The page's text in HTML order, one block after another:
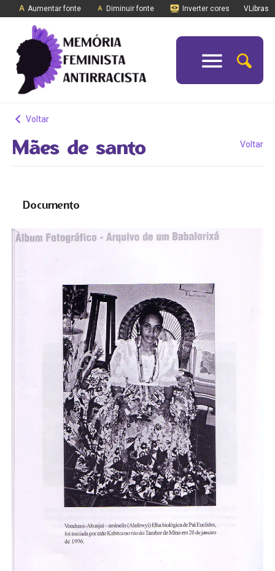
Aumentar fonte Diminuir fonte Inverter cores VLibras
Voltar
Mães de santo Voltar
Documento